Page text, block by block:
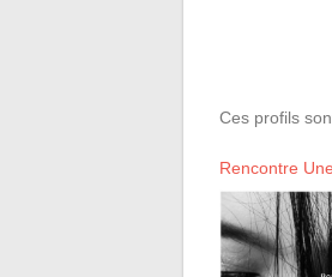
Ces profils
Rencontre